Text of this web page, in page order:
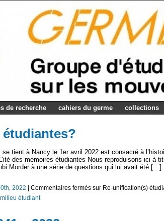
de recherche cahiers du germe collections
se tient à Nancy le 1er avril 2022 est consacré à
des mémoires étudiantes Nous reproduisons ici à
Morder à une série de questions qui lui avait été […]
2022 Commentaires fermés sur Re-unification(s)
étudiant